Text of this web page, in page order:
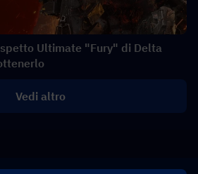
Ultimate "Fury" di Delta
Vedi altro